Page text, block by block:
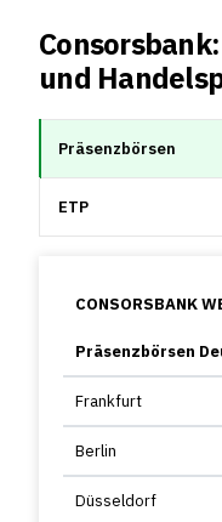
und
Präsenzbörsen
ETP
CONSORSBANK
Präsenzbörsen
Frankfurt
Berlin
Düsseldorf